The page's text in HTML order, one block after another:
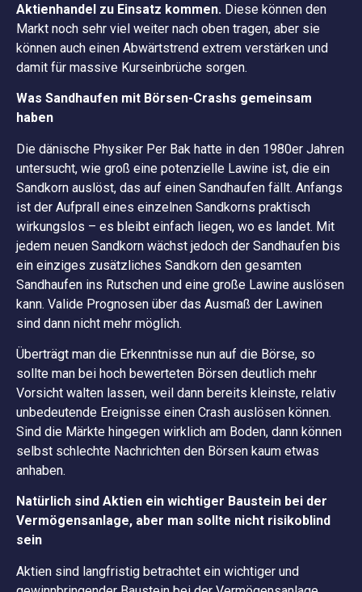
Aktienhandel zu Einsatz kommen. Diese können den
Markt noch sehr viel weiter nach oben tragen, aber sie
können auch einen Abwärtstrend extrem verstärken und
damit für massive Kurseinbrüche sorgen.
Was Sandhaufen mit Börsen-Crashs gemeinsam
haben
Die dänische Physiker Per Bak hatte in den 1980er Jahren
untersucht, wie groß eine potenzielle Lawine ist, die ein
Sandkorn auslöst, das auf einen Sandhaufen fällt. Anfangs
ist der Aufprall eines einzelnen Sandkorns praktisch
wirkungslos – es bleibt einfach liegen, wo es landet. Mit
jedem neuen Sandkorn wächst jedoch der Sandhaufen bis
ein einziges zusätzliches Sandkorn den gesamten
Sandhaufen ins Rutschen und eine große Lawine auslösen
kann. Valide Prognosen über das Ausmaß der Lawinen
sind dann nicht mehr möglich.
Überträgt man die Erkenntnisse nun auf die Börse, so
sollte man bei hoch bewerteten Börsen deutlich mehr
Vorsicht walten lassen, weil dann bereits kleinste, relativ
unbedeutende Ereignisse einen Crash auslösen können.
Sind die Märkte hingegen wirklich am Boden, dann können
selbst schlechte Nachrichten den Börsen kaum etwas
anhaben.
Natürlich sind Aktien ein wichtiger Baustein bei der
Vermögensanlage, aber man sollte nicht risikoblind
sein
Aktien sind langfristig betrachtet ein wichtiger und